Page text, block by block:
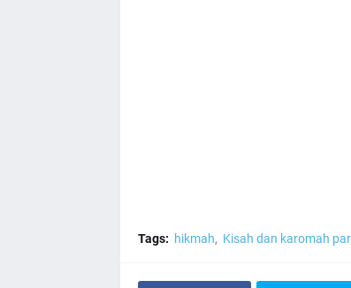
Tags: hikmah Kisah dan karomah